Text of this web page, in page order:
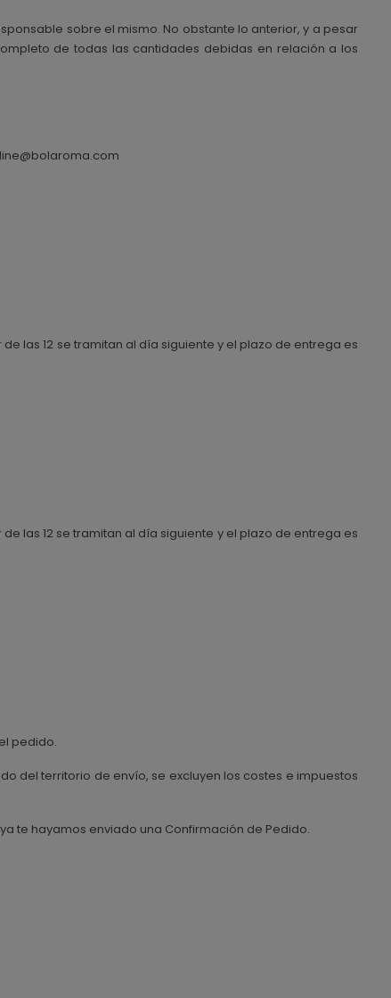
sobre el mismo. No obstante lo anterior, y a pesar
de todas las cantidades debidas en relación a los
las 12 se tramitan al día siguiente y el plazo de entrega es
las 12 se tramitan al día siguiente y el plazo de entrega es
pedido.
del territorio de envío, se excluyen los costes e impuestos
te hayamos enviado una Confirmación de Pedido.